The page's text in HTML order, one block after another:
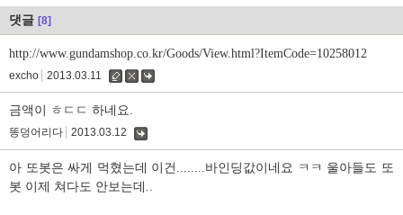
댓글 [8]
http://www.gundamshop.co.kr/Goods/View.html?ItemCode=10258012
excho 2013.03.11
수
정
삭
금액이 ㅎㄷㄷ 하네요.
똥덩어리다 2013.03.12
아 또봇은 싸게 먹혔는데 이건........바인딩값이네요 ㅋㅋ 울아들도 또
봇 이제 쳐다도 안보는데..